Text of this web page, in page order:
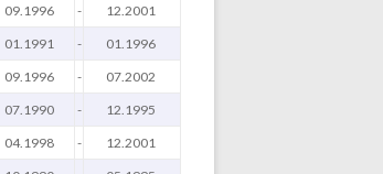
09.1996 - 12.2001
01.1991 - 01.1996
09.1996 - 07.2002
07.1990 - 12.1995
04.1998 - 12.2001